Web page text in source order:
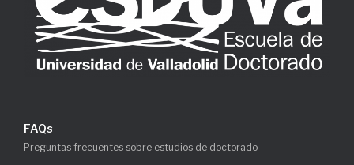
FAQs
Preguntas frecuentes sobre estudios de doctorado